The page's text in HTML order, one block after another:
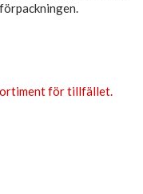
för tillfället.